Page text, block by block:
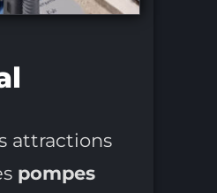
attractions
pompes